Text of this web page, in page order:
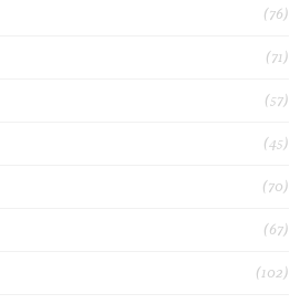
(76)
(71)
(57)
(45)
(70)
(67)
(102)